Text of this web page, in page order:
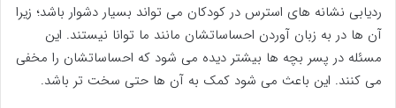
ردیابی نشانه های استرس در کودکان می تواند بسیار دشوار باشد؛ زیرا
آن ها در به زبان آوردن احساساتشان مانند ما توانا نیستند. این
مسئله در پسر بچه ها بیشتر دیده می شود که احساساتشان را مخفی
می کنند. این باعث می شود کمک به آن ها حتی سخت تر باشد.